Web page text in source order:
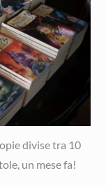
divise tra 10
un mese fa!